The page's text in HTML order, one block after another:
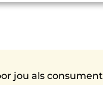
jou als consument